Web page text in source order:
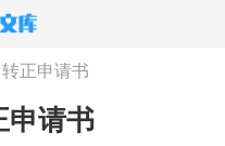
转正申请书
申请书